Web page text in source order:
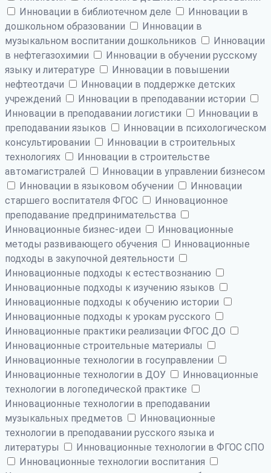
Инновации в библиотечном деле
Инновации в
дошкольном образовании
Инновации в
музыкальном воспитании дошкольников
Инновации
в нефтегазохимии
Инновации в обучении русскому
языку и литературе
Инновации в повышении
нефтеотдачи
Инновации в поддержке детских
учреждений
Инновации в преподавании истории
Инновации в преподавании логистики
Инновации в
преподавании языков
Инновации в психологическом
консультировании
Инновации в строительных
технологиях
Инновации в строительстве
автомагистралей
Инновации в управлении бизнесом
Инновации в языковом обучении
Инновации
старшего воспитателя ФГОС
Инновационное
преподавание предпринимательства
Инновационные бизнес-идеи
Инновационные
методы развивающего обучения
Инновационные
подходы в закупочной деятельности
Инновационные подходы к естествознанию
Инновационные подходы к изучению языков
Инновационные подходы к обучению истории
Инновационные подходы к урокам русского
Инновационные практики реализации ФГОС ДО
Инновационные строительные материалы
Инновационные технологии в госуправлении
Инновационные технологии в ДОУ
Инновационные
технологии в логопедической практике
Инновационные технологии в преподавании
музыкальных предметов
Инновационные
технологии в преподавании русского языка и
литературы
Инновационные технологии в ФГОС СПО
Инновационные технологии воспитания